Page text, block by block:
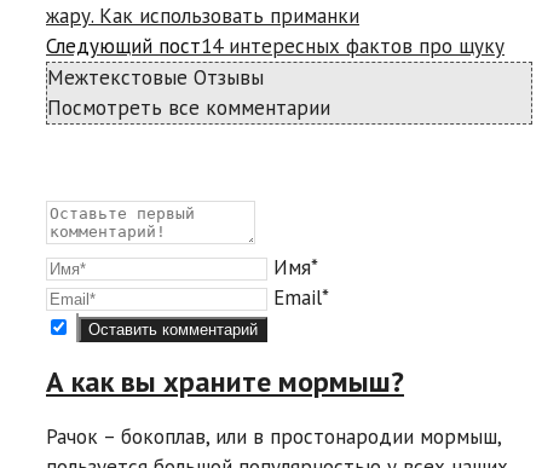
жару. Как использовать приманки
Следующий пост14 интересных фактов про щуку
Межтекстовые Отзывы
Посмотреть все комментарии
Имя*
Email*
А как вы храните мормыш?
Рачок – бокоплав, или в простонародии мормыш,